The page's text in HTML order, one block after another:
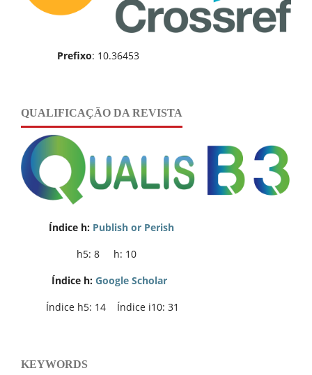
Prefixo: 10.36453
QUALIFICAÇÃO DA REVISTA
Índice h: Publish or Perish
h5: 8 h: 10
Índice h: Google Scholar
Índice h5: 14 Índice i10: 31
KEYWORDS